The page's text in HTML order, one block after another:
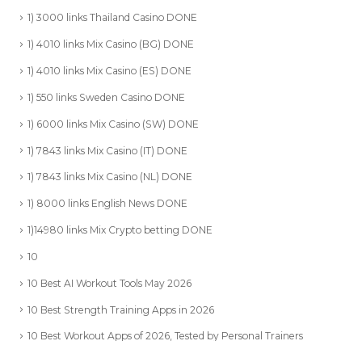
1) 3000 links Thailand Casino DONE
1) 4010 links Mix Casino (BG) DONE
1) 4010 links Mix Casino (ES) DONE
1) 550 links Sweden Casino DONE
1) 6000 links Mix Casino (SW) DONE
1) 7843 links Mix Casino (IT) DONE
1) 7843 links Mix Casino (NL) DONE
1) 8000 links English News DONE
1)14980 links Mix Crypto betting DONE
10
10 Best AI Workout Tools May 2026
10 Best Strength Training Apps in 2026
10 Best Workout Apps of 2026, Tested by Personal Trainers